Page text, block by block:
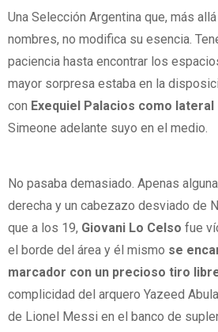
Una Selección Argentina que, más
nombres, no modifica su esencia.
paciencia hasta encontrar los
mayor sorpresa estaba en la
con Exequiel Palacios como
Simeone adelante suyo en el medio.
No pasaba demasiado. Apenas
derecha y un cabezazo desviado de
que a los 19, Giovani Lo Celso fue
el borde del área y él mismo se
marcador con un precioso tiro
complicidad del arquero Yazeed
de Lionel Messi en el banco de